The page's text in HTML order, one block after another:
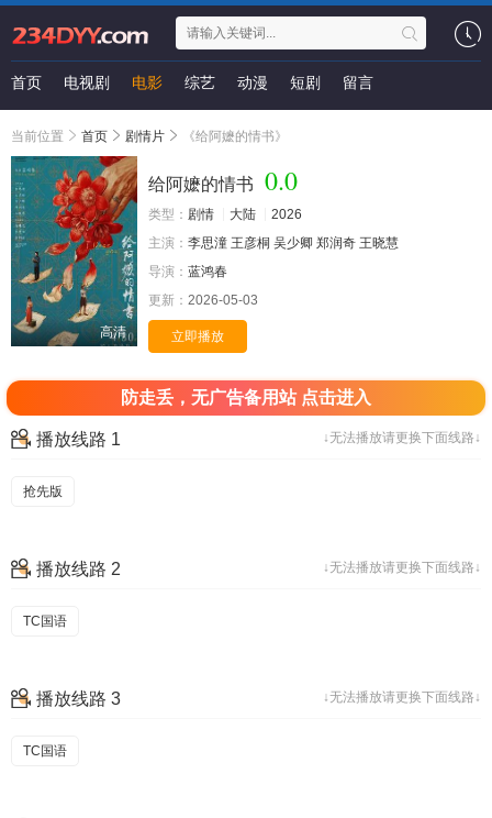
首页 电视剧 电影 综艺 动漫 短剧 留言
当前位置 首页 剧情片 《给阿嬷的情书》
高清
给阿嬷的情书 0.0
类型： 剧情 大陆
2026
主演： 李思潼 王彦桐 吴少卿 郑润奇 王晓慧
导演： 蓝鸿春
更新： 2026-05-03
立即播放
防走丢，无广告备用站 点击进入
↓无法播放请更换下面线路↓
播放线路 1
抢先版
↓无法播放请更换下面线路↓
播放线路 2
TC国语
↓无法播放请更换下面线路↓
播放线路 3
TC国语